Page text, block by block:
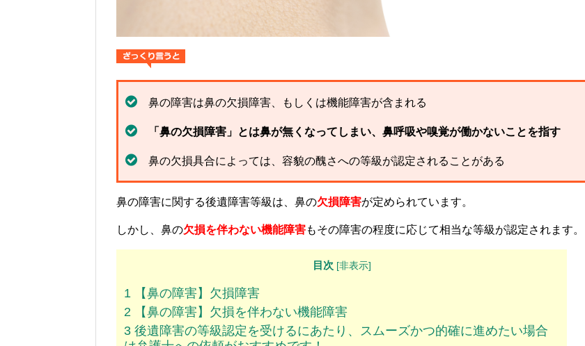
鼻の障害は鼻の欠損障害、もしくは機能障害が含まれる
「鼻の欠損障害」とは鼻が無くなってしまい、鼻呼吸や嗅覚が働かないことを指す
鼻の欠損具合によっては、容貌の醜さへの等級が認定されることがある
鼻の障害に関する後遺障害等級は、 鼻の欠損障害が定められています。
しかし、 鼻の欠損を伴わない機能障害もその障害の程度に応じて相当な等級が認定されます。
目次 [非表示]
1 【鼻の障害】欠損障害
2 【鼻の障害】欠損を伴わない機能障害
3 後遺障害の等級認定を受けるにあたり、スムーズかつ的確に進めたい場合